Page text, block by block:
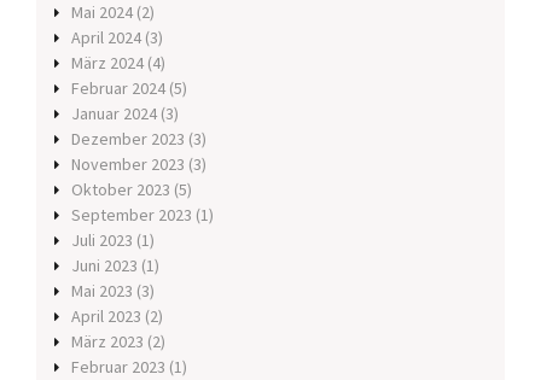
Mai 2024 (2)
April 2024 (3)
März 2024 (4)
Februar 2024 (5)
Januar 2024 (3)
Dezember 2023 (3)
November 2023 (3)
Oktober 2023 (5)
September 2023 (1)
Juli 2023 (1)
Juni 2023 (1)
Mai 2023 (3)
April 2023 (2)
März 2023 (2)
Februar 2023 (1)